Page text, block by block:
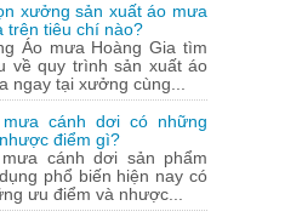
xưởng sản xuất áo mưa
trên tiêu chí nào?
Áo mưa Hoàng Gia tìm
về quy trình sản xuất áo
ngay tại xưởng cùng...
cánh dơi có những
điểm gì?
cánh dơi sản phẩm
phổ biến hiện nay có
ưu điểm và nhược...